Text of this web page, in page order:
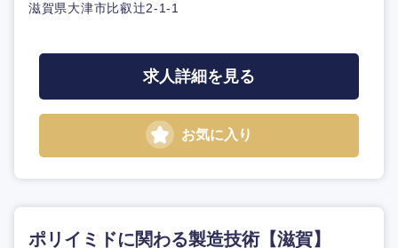
滋賀県大津市比叡辻2-1-1
求人詳細を見る
お気に入り
ポリイミドに関わる製造技術【滋賀】